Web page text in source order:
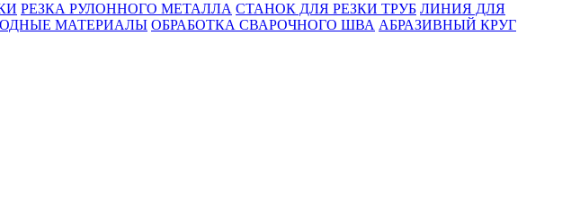
РЕЗКА РУЛОННОГО МЕТАЛЛА СТАНОК ДЛЯ РЕЗКИ ТРУБ ЛИНИЯ ДЛЯ
МАТЕРИАЛЫ OБРАБОТКА СВАРОЧНОГО ШВА АБРАЗИВНЫЙ КРУГ